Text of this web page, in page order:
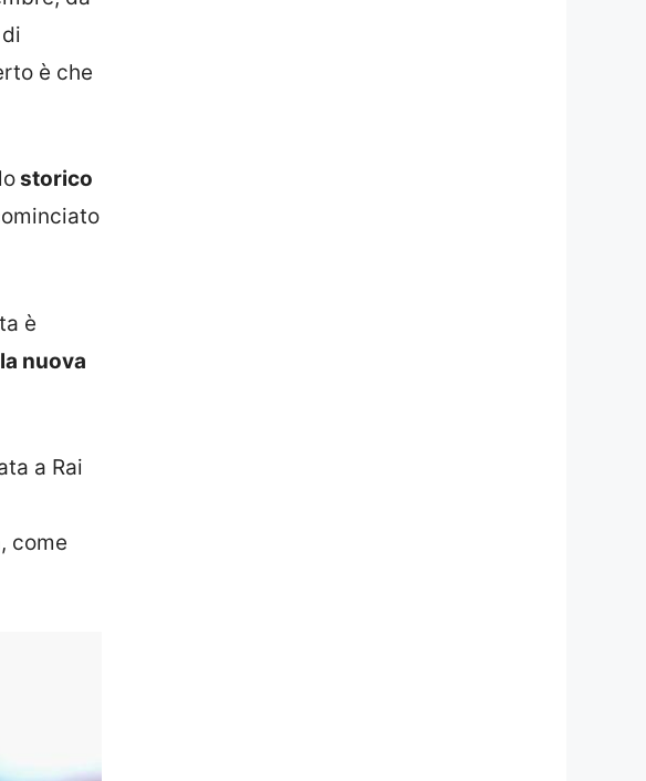
è che
storico
è
la nuova
a Rai
come